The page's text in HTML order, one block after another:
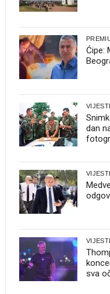
Ćipe:
VIJESTI
dan
VIJESTI
VIJESTI
sva